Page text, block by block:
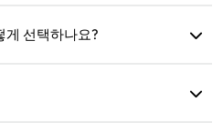
게 선택하나요?
니다. 필요에 따라 선택하고 언제